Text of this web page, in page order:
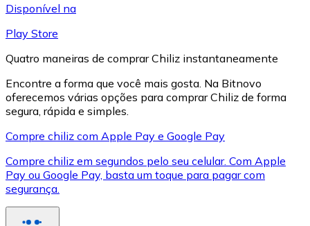
XRP
XRP
Disponível na
Play Store
Quatro maneiras de comprar Chiliz instantaneamente
Encontre a forma que você mais gosta. Na Bitnovo
oferecemos várias opções para comprar Chiliz de forma
segura, rápida e simples.
Compre chiliz com Apple Pay e Google Pay
Compre chiliz em segundos pelo seu celular. Com Apple
Pay ou Google Pay, basta um toque para pagar com
segurança.